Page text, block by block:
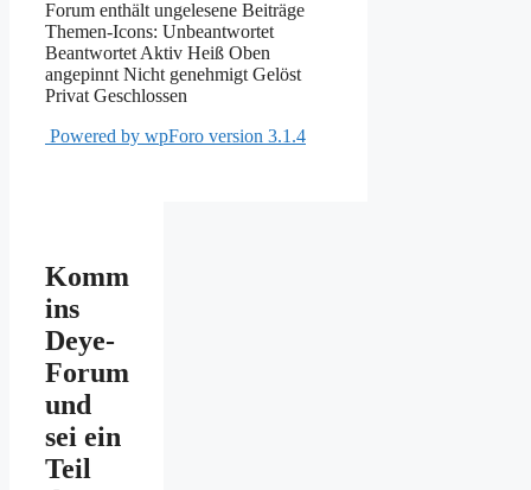
Forum enthält ungelesene Beiträge
Themen-Icons: Unbeantwortet
Beantwortet Aktiv Heiß Oben
angepinnt Nicht genehmigt Gelöst
Privat Geschlossen
Powered by wpForo version 3.1.4
Komm
ins
Deye-
Forum
und
sei ein
Teil